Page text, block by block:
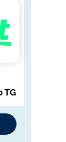
TG